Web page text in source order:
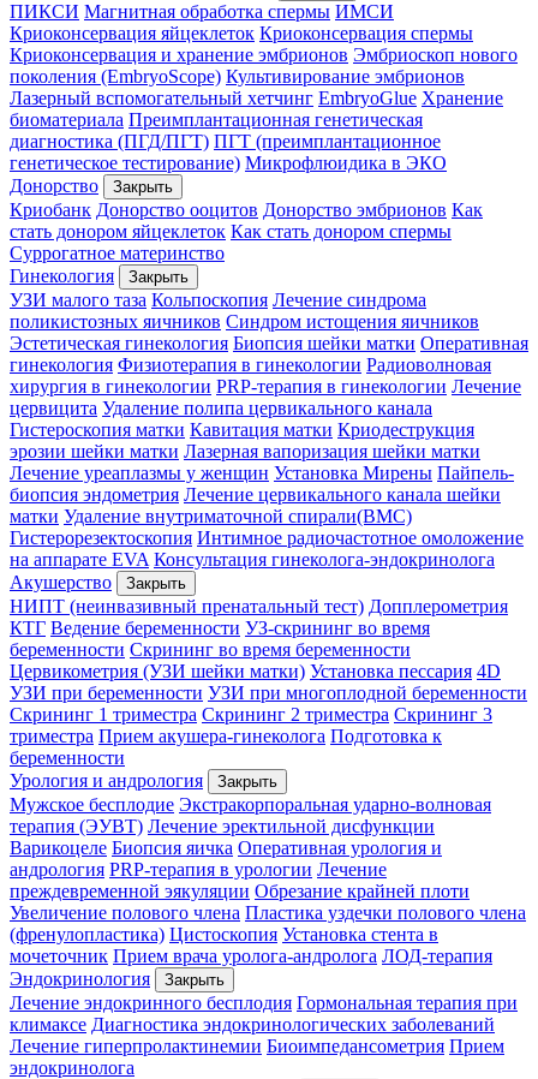
ПИКСИ Магнитная обработка спермы ИМСИ
Криоконсервация яйцеклеток Криоконсервация спермы
Криоконсервация и хранение эмбрионов Эмбриоскоп нового
поколения (EmbryoScope) Культивирование эмбрионов
Лазерный вспомогательный хетчинг EmbryoGlue Хранение
биоматериала Преимплантационная генетическая
диагностика (ПГД/ПГТ) ПГТ (преимплантационное
генетическое тестирование) Микрофлюидика в ЭКО
Донорство
Закрыть
Криобанк Донорство ооцитов Донорство эмбрионов Как
стать донором яйцеклеток Как стать донором спермы
Суррогатное материнство
Гинекология
Закрыть
УЗИ малого таза Кольпоскопия Лечение синдрома
поликистозных яичников Синдром истощения яичников
Эстетическая гинекология Биопсия шейки матки Оперативная
гинекология Физиотерапия в гинекологии Радиоволновая
хирургия в гинекологии PRP-терапия в гинекологии Лечение
цервицита Удаление полипа цервикального канала
Гистероскопия матки Кавитация матки Криодеструкция
эрозии шейки матки Лазерная вапоризация шейки матки
Лечение уреаплазмы у женщин Установка Мирены Пайпель-
биопсия эндометрия Лечение цервикального канала шейки
матки Удаление внутриматочной спирали(ВМС)
Гистерорезектоскопия Интимное радиочастотное омоложение
на аппарате EVA Консультация гинеколога-эндокринолога
Акушерство
Закрыть
НИПТ (неинвазивный пренатальный тест) Допплерометрия
КТГ Ведение беременности УЗ-скрининг во время
беременности Скрининг во время беременности
Цервикометрия (УЗИ шейки матки) Установка пессария 4D
УЗИ при беременности УЗИ при многоплодной беременности
Скрининг 1 триместра Скрининг 2 триместра Скрининг 3
триместра Прием акушера-гинеколога Подготовка к
беременности
Урология и андрология
Закрыть
Мужское бесплодие Экстракорпоральная ударно-волновая
терапия (ЭУВТ) Лечение эректильной дисфункции
Варикоцеле Биопсия яичка Оперативная урология и
андрология PRP-терапия в урологии Лечение
преждевременной эякуляции Обрезание крайней плоти
Увеличение полового члена Пластика уздечки полового члена
(френулопластика) Цистоскопия Установка стента в
мочеточник Прием врача уролога-андролога ЛОД-терапия
Эндокринология
Закрыть
Лечение эндокринного бесплодия Гормональная терапия при
климаксе Диагностика эндокринологических заболеваний
Лечение гиперпролактинемии Биоимпедансометрия Прием
эндокринолога